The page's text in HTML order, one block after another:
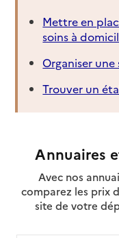
Mettre en
soins à
Organiser
Trouver un
Annuaires
Avec nos
comparez les prix
site de votre